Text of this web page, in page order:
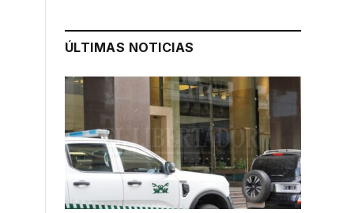
ÚLTIMAS NOTICIAS